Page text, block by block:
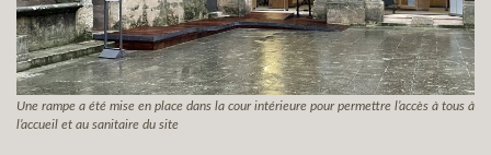
Une rampe a été mise en place dans la cour intérieure pour permettre l’accès à tous à
l’accueil et au sanitaire du site